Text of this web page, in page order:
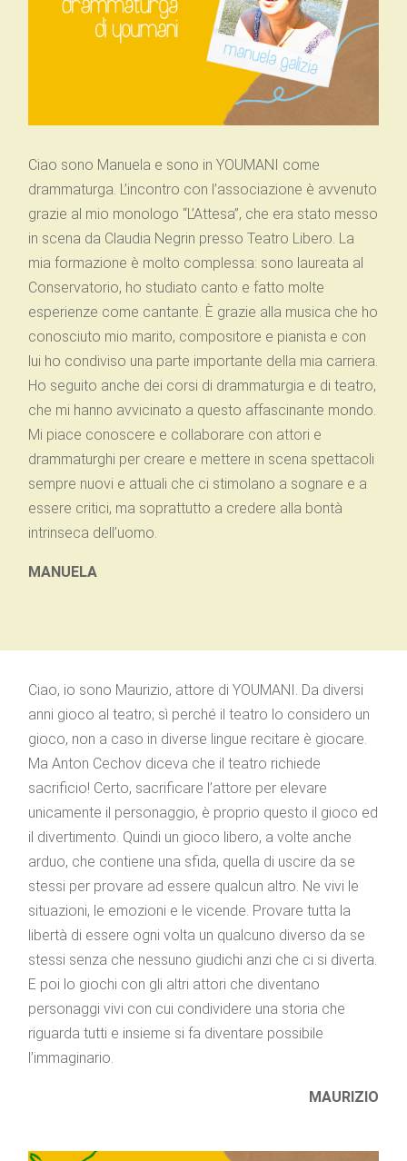
Ciao sono Manuela e sono in YOUMANI come
drammaturga. L’incontro con l’associazione è avvenuto
grazie al mio monologo “L’Attesa”, che era stato messo
in scena da Claudia Negrin presso Teatro Libero. La
mia formazione è molto complessa: sono laureata al
Conservatorio, ho studiato canto e fatto molte
esperienze come cantante. È grazie alla musica che ho
conosciuto mio marito, compositore e pianista e con
lui ho condiviso una parte importante della mia carriera.
Ho seguito anche dei corsi di drammaturgia e di teatro,
che mi hanno avvicinato a questo affascinante mondo.
Mi piace conoscere e collaborare con attori e
drammaturghi per creare e mettere in scena spettacoli
sempre nuovi e attuali che ci stimolano a sognare e a
essere critici, ma soprattutto a credere alla bontà
intrinseca dell’uomo.
MANUELA
Ciao, io sono Maurizio, attore di YOUMANI. Da diversi
anni gioco al teatro; sì perché il teatro lo considero un
gioco, non a caso in diverse lingue recitare è giocare.
Ma Anton Cechov diceva che il teatro richiede
sacrificio! Certo, sacrificare l’attore per elevare
unicamente il personaggio, è proprio questo il gioco ed
il divertimento. Quindi un gioco libero, a volte anche
arduo, che contiene una sfida, quella di uscire da se
stessi per provare ad essere qualcun altro. Ne vivi le
situazioni, le emozioni e le vicende. Provare tutta la
libertà di essere ogni volta un qualcuno diverso da se
stessi senza che nessuno giudichi anzi che ci si diverta.
E poi lo giochi con gli altri attori che diventano
personaggi vivi con cui condividere una storia che
riguarda tutti e insieme si fa diventare possibile
l’immaginario.
MAURIZIO